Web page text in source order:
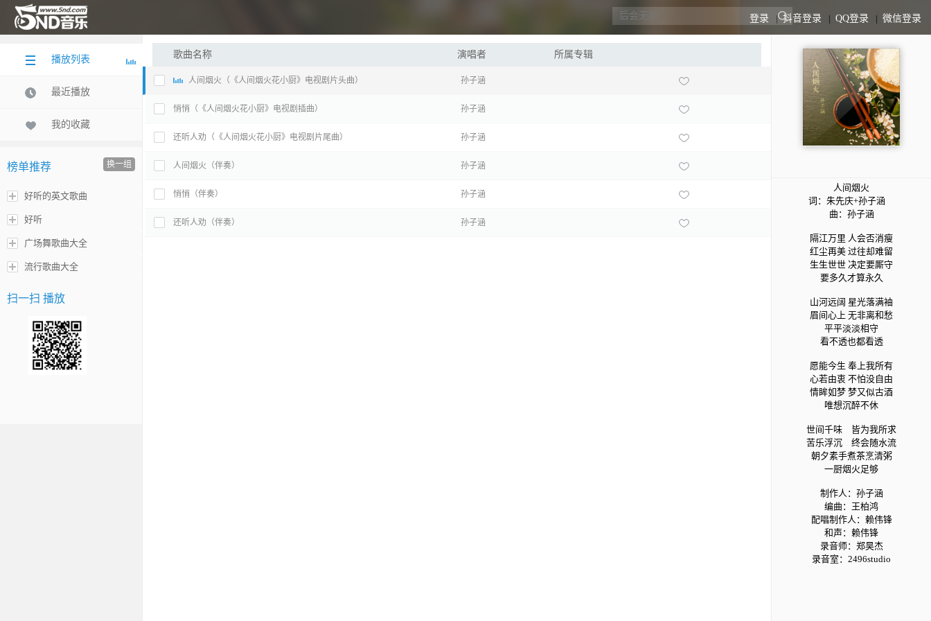
登录 | 抖音登录 | QQ登录 | 微信登录
播放列表
最近播放
我的收藏
榜单推荐 换一组
好听的英文歌曲
好听
广场舞歌曲大全
流行歌曲大全
扫一扫 播放
歌曲名称 演唱者 所属专辑
人间烟火（《人间烟火花小厨》电视剧片头曲） 孙子涵
悄悄（《人间烟火花小厨》电视剧插曲） 孙子涵
还听人劝（《人间烟火花小厨》电视剧片尾曲） 孙子涵
人间烟火（伴奏） 孙子涵
悄悄（伴奏） 孙子涵
还听人劝（伴奏） 孙子涵
人间烟火
词：朱先庆+孙子涵
曲：孙子涵
隔江万里 人会否消瘦
红尘再美 过往却难留
生生世世 决定要厮守
要多久才算永久
山河远阔 星光落满袖
眉间心上 无非离和愁
平平淡淡相守
看不透也都看透
愿能今生 奉上我所有
心若由衷 不怕没自由
情眸如梦 梦又似古酒
唯想沉醉不休
世间千味 皆为我所求
苦乐浮沉 终会随水流
朝夕素手煮茶烹清粥
一厨烟火足够
制作人：孙子涵
编曲：王柏鸿
配唱制作人：赖伟锋
和声：赖伟锋
录音师：郑昊杰
录音室：2496studio